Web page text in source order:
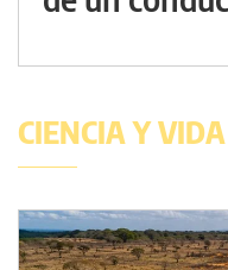
CIENCIA Y VIDA